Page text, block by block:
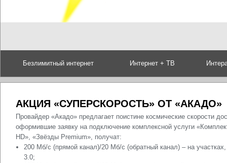
Безлимитный интернет Интернет + ТВ
АКЦИЯ «СУПЕРСКОРОСТЬ» ОТ «АКАДО»
Провайдер «Акадо» предлагает поистине космические скорости
оформившие заявку на подключение комплексной услуги
HD», «Звёзды Premium», получат:
200 Мб/c (прямой канал)/20 Мб/с (обратный канал) – на
3.0;